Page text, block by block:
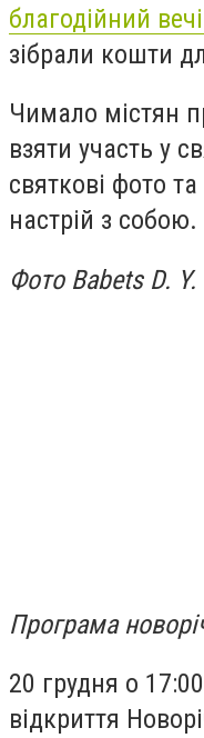
благодійний
зібрали кошти
Чимало містян
взяти участь у
святкові фото
настрій з собою.
Фото Babets D. Y.
Програма
20 грудня о
відкриття